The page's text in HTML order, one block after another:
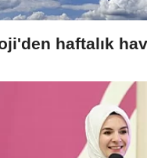
haftalık